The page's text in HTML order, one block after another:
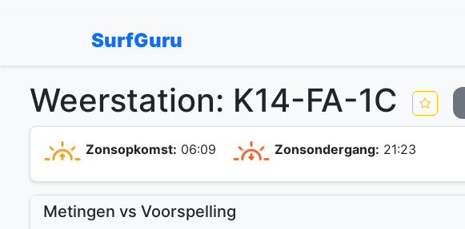
SurfGuru
Weerstation: K14-FA-1C
Zonsopkomst: 06:09 Zonsondergang: 21:23
Metingen vs Voorspelling